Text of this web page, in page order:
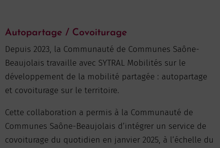
Autopartage / Covoiturage
Depuis 2023, la Communauté de Communes Saône-
Beaujolais travaille avec SYTRAL Mobilités sur le
développement de la mobilité partagée : autopartage
et covoiturage sur le territoire.
Cette collaboration a permis à la Communauté de
Communes Saône-Beaujolais d’intégrer un service de
covoiturage du quotidien en janvier 2025, à l’échelle du